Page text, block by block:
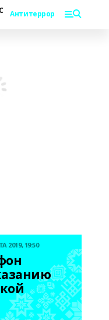
Антитеррор
2019, 19:50